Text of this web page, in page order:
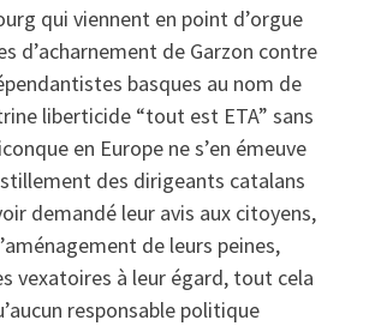
qui viennent en point d’orgue
d’acharnement de Garzon contre
basques au nom de
liberticide “tout est ETA” sans
en Europe ne s’en émeuve
des dirigeants catalans
demandé leur avis aux citoyens,
de leurs peines,
vexatoires à leur égard, tout cela
responsable politique